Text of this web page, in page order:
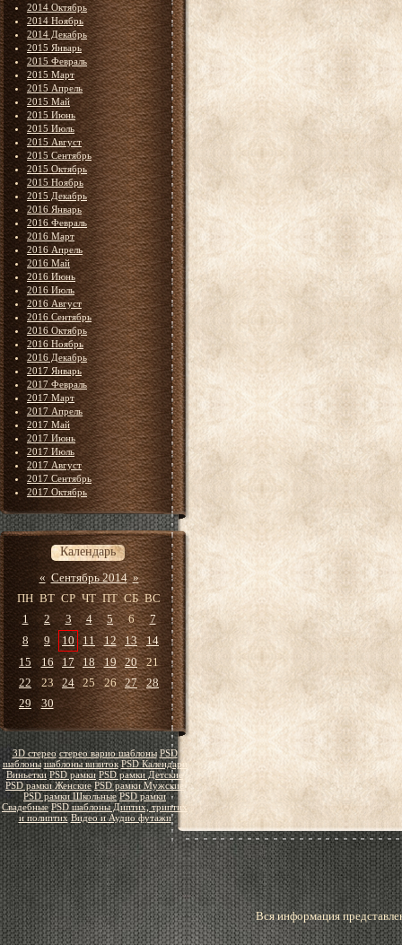
2014 Октябрь
2014 Ноябрь
2014 Декабрь
2015 Январь
2015 Февраль
2015 Март
2015 Апрель
2015 Май
2015 Июнь
2015 Июль
2015 Август
2015 Сентябрь
2015 Октябрь
2015 Ноябрь
2015 Декабрь
2016 Январь
2016 Февраль
2016 Март
2016 Апрель
2016 Май
2016 Июнь
2016 Июль
2016 Август
2016 Сентябрь
2016 Октябрь
2016 Ноябрь
2016 Декабрь
2017 Январь
2017 Февраль
2017 Март
2017 Апрель
2017 Май
2017 Июнь
2017 Июль
2017 Август
2017 Сентябрь
2017 Октябрь
Календарь
« Сентябрь 2014 »
ПН ВТ СР ЧТ ПТ СБ ВС
1
2 3 4 5 6
7
8
9 10 11 12 13
14
15
16 17 18 19 20
21
22
23 24 25 26 27
28
29
30
3D стерео стерео варио шаблоны PSD
шаблоны шаблоны визиток PSD Календари
Виньетки PSD рамки PSD рамки Детские
PSD рамки Женские PSD рамки Мужские
PSD рамки Школьные PSD рамки
Свадебные PSD шаблоны Диптих, триптих
и полиптих Видео и Аудио футажи
Вся информация